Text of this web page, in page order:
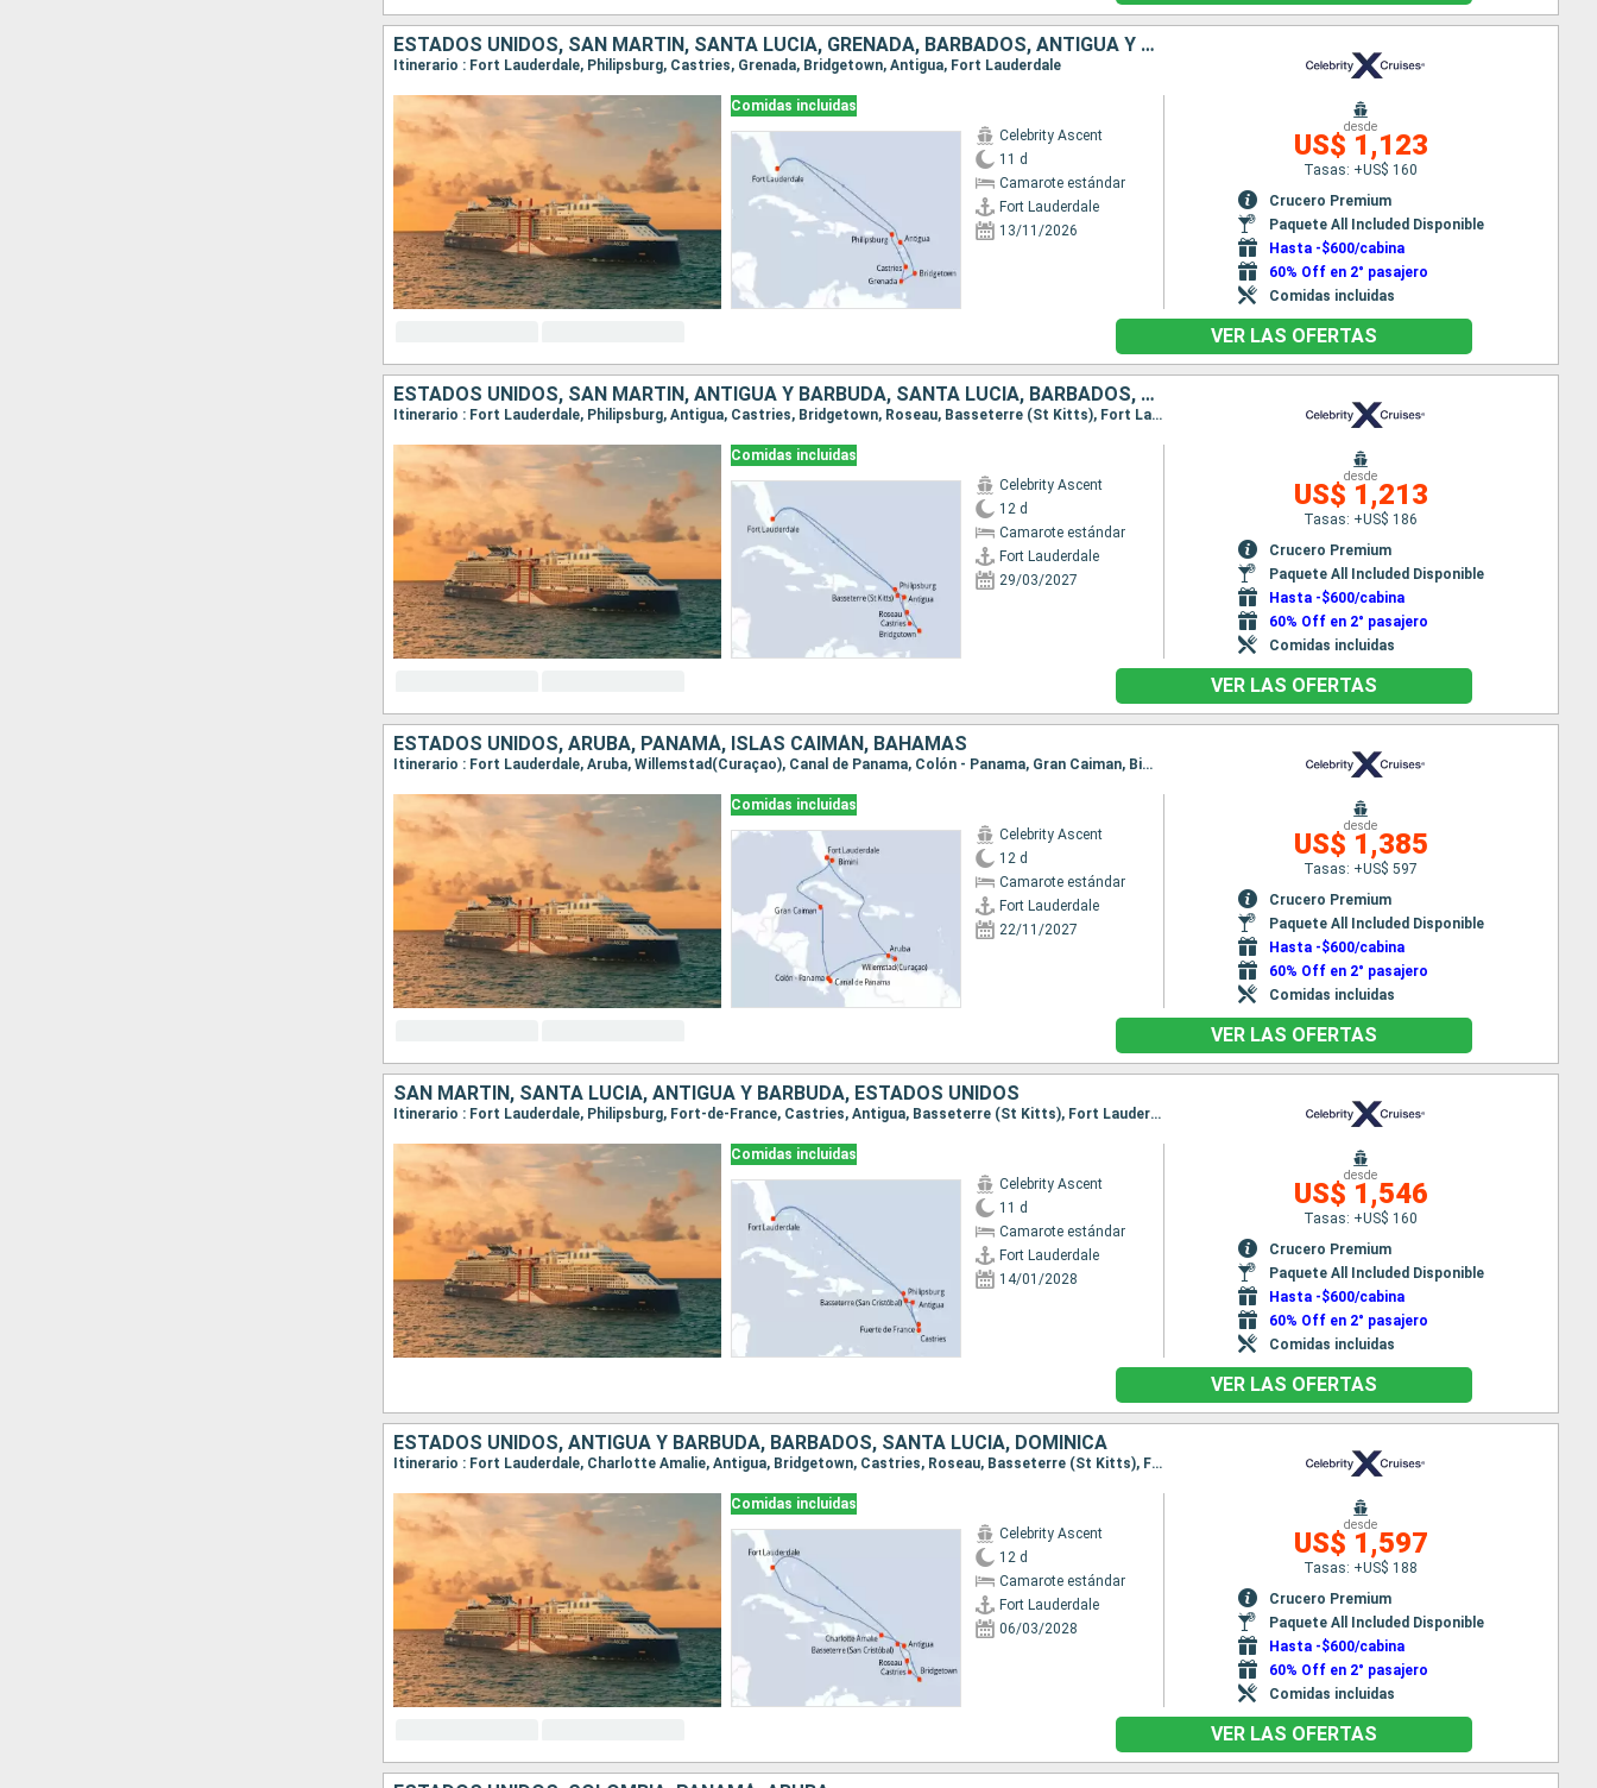
ESTADOS UNIDOS, SAN MARTÍN, SANTA LUCIA, GRENADA, BARBADOS, ANTIGUA Y BARBUDA
Itinerario : Fort Lauderdale, Philipsburg, Castries, Grenada, Bridgetown, Antigua, Fort Lauderdale
Comidas incluidas
Celebrity Ascent
11 d
Camarote estándar
Fort Lauderdale
13/11/2026
desde
US$ 1,123
Tasas: +US$ 160
Crucero Premium
Paquete All Included Disponible
Hasta -$600/cabina
60% Off en 2° pasajero
Comidas incluidas
VER LAS OFERTAS
ESTADOS UNIDOS, SAN MARTÍN, ANTIGUA Y BARBUDA, SANTA LUCIA, BARBADOS, DOMINICA
Itinerario : Fort Lauderdale, Philipsburg, Antigua, Castries, Bridgetown, Roseau, Basseterre (St Kitts), Fort Lauderdale
Comidas incluidas
Celebrity Ascent
12 d
Camarote estándar
Fort Lauderdale
29/03/2027
desde
US$ 1,213
Tasas: +US$ 186
Crucero Premium
Paquete All Included Disponible
Hasta -$600/cabina
60% Off en 2° pasajero
Comidas incluidas
VER LAS OFERTAS
ESTADOS UNIDOS, ARUBA, PANAMÁ, ISLAS CAIMÁN, BAHAMAS
Itinerario : Fort Lauderdale, Aruba, Willemstad(Curaçao), Canal de Panama, Colón - Panama, Gran Caiman, Bimini, Fort Lauderdale
Comidas incluidas
Celebrity Ascent
12 d
Camarote estándar
Fort Lauderdale
22/11/2027
desde
US$ 1,385
Tasas: +US$ 597
Crucero Premium
Paquete All Included Disponible
Hasta -$600/cabina
60% Off en 2° pasajero
Comidas incluidas
VER LAS OFERTAS
SAN MARTÍN, SANTA LUCIA, ANTIGUA Y BARBUDA, ESTADOS UNIDOS
Itinerario : Fort Lauderdale, Philipsburg, Fort-de-France, Castries, Antigua, Basseterre (St Kitts), Fort Lauderdale
Comidas incluidas
Celebrity Ascent
11 d
Camarote estándar
Fort Lauderdale
14/01/2028
desde
US$ 1,546
Tasas: +US$ 160
Crucero Premium
Paquete All Included Disponible
Hasta -$600/cabina
60% Off en 2° pasajero
Comidas incluidas
VER LAS OFERTAS
ESTADOS UNIDOS, ANTIGUA Y BARBUDA, BARBADOS, SANTA LUCIA, DOMINICA
Itinerario : Fort Lauderdale, Charlotte Amalie, Antigua, Bridgetown, Castries, Roseau, Basseterre (St Kitts), Fort Lauderdale
Comidas incluidas
Celebrity Ascent
12 d
Camarote estándar
Fort Lauderdale
06/03/2028
desde
US$ 1,597
Tasas: +US$ 188
Crucero Premium
Paquete All Included Disponible
Hasta -$600/cabina
60% Off en 2° pasajero
Comidas incluidas
VER LAS OFERTAS